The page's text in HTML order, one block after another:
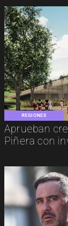
REGIONES
Aprueban
Piñera con